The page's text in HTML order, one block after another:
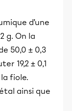
d’une
g. On la
50,0 ± 0,3
19,2 ± 0,1
fiole.
ainsi que